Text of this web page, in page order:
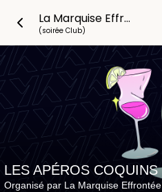
La Marquise Effrontée
(soirée Club)
LES APÉROS COQUINS
Organisé par La Marquise Effrontée